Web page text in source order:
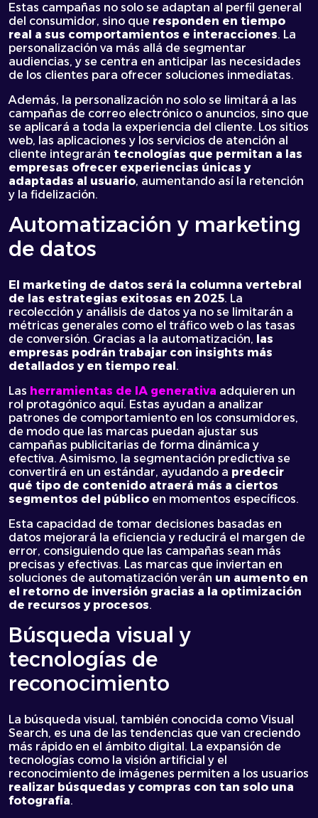
Estas campañas no solo se adaptan al perfil general
del consumidor, sino que responden en tiempo
real a sus comportamientos e interacciones. La
personalización va más allá de segmentar
audiencias, y se centra en anticipar las necesidades
de los clientes para ofrecer soluciones inmediatas.
Además, la personalización no solo se limitará a las
campañas de correo electrónico o anuncios, sino que
se aplicará a toda la experiencia del cliente. Los sitios
web, las aplicaciones y los servicios de atención al
cliente integrarán tecnologías que permitan a las
empresas ofrecer experiencias únicas y
adaptadas al usuario, aumentando así la retención
y la fidelización.
Automatización y marketing
de datos
El marketing de datos será la columna vertebral
de las estrategias exitosas en 2025. La
recolección y análisis de datos ya no se limitarán a
métricas generales como el tráfico web o las tasas
de conversión. Gracias a la automatización, las
empresas podrán trabajar con insights más
detallados y en tiempo real.
Las herramientas de IA generativa adquieren un
rol protagónico aquí. Estas ayudan a analizar
patrones de comportamiento en los consumidores,
de modo que las marcas puedan ajustar sus
campañas publicitarias de forma dinámica y
efectiva. Asimismo, la segmentación predictiva se
convertirá en un estándar, ayudando a predecir
qué tipo de contenido atraerá más a ciertos
segmentos del público en momentos específicos.
Esta capacidad de tomar decisiones basadas en
datos mejorará la eficiencia y reducirá el margen de
error, consiguiendo que las campañas sean más
precisas y efectivas. Las marcas que inviertan en
soluciones de automatización verán un aumento en
el retorno de inversión gracias a la optimización
de recursos y procesos.
Búsqueda visual y
tecnologías de
reconocimiento
La búsqueda visual, también conocida como Visual
Search, es una de las tendencias que van creciendo
más rápido en el ámbito digital. La expansión de
tecnologías como la visión artificial y el
reconocimiento de imágenes permiten a los usuarios
realizar búsquedas y compras con tan solo una
fotografía.